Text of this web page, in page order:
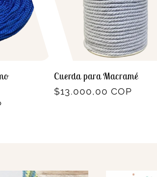
Cuerda para Macramé
Precio
$13.000,00 COP